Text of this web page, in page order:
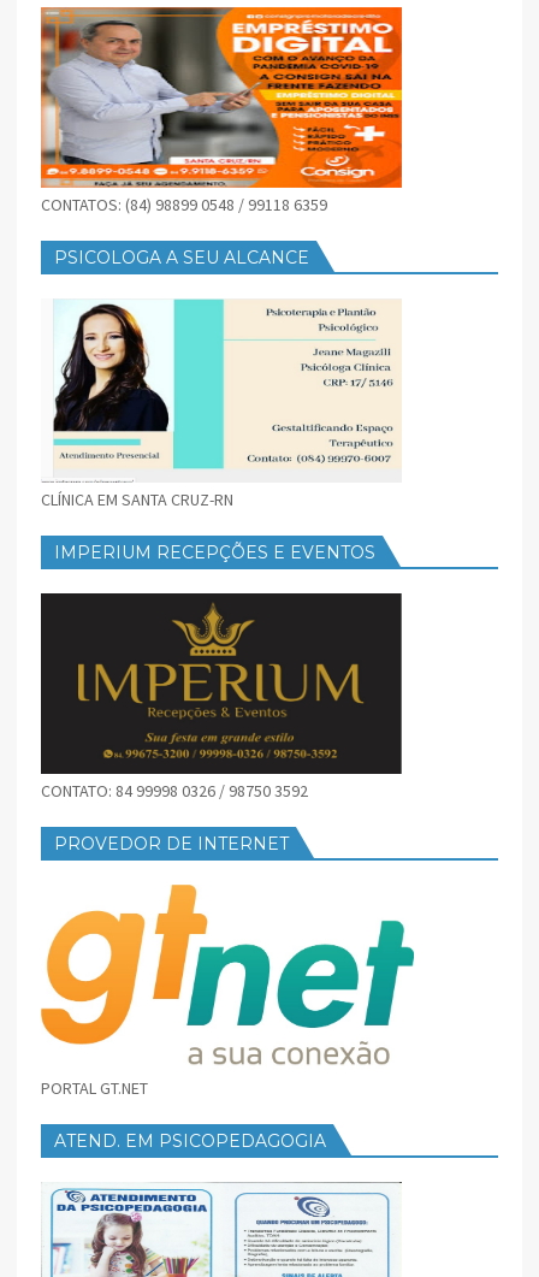
CONTATOS: (84) 98899 0548 / 99118 6359
PSICOLOGA A SEU ALCANCE
CLÍNICA EM SANTA CRUZ-RN
IMPERIUM RECEPÇÕES E EVENTOS
CONTATO: 84 99998 0326 / 98750 3592
PROVEDOR DE INTERNET
PORTAL GT.NET
ATEND. EM PSICOPEDAGOGIA